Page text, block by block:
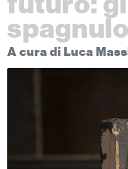
spagnulo
A cura di Luca